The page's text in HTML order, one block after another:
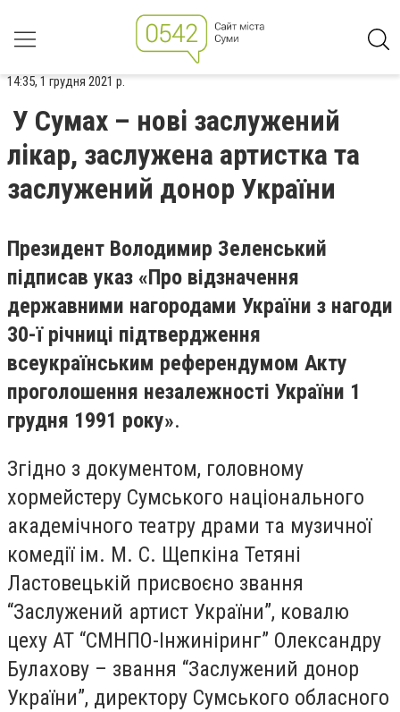
14:35, 1 грудня 2021 р.
У Сумах – нові заслужений
лікар, заслужена артистка та
заслужений донор України
Президент Володимир Зеленський
підписав указ «Про відзначення
державними нагородами України з нагоди
30-ї річниці підтвердження
всеукраїнським референдумом Акту
проголошення незалежності України 1
грудня 1991 року».
Згідно з документом, головному
хормейстеру Сумського національного
академічного театру драми та музичної
комедії ім. М. С. Щепкіна Тетяні
Ластовецькій присвоєно звання
“Заслужений артист України”, ковалю
цеху АТ “СМНПО-Інжиніринг” Олександру
Булахову – звання “Заслужений донор
України”, директору Сумського обласного